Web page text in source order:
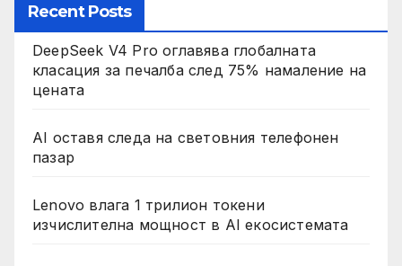
Recent Posts
DeepSeek V4 Pro оглавява глобалната
класация за печалба след 75% намаление на
цената
AI оставя следа на световния телефонен
пазар
Lenovo влага 1 трилион токени
изчислителна мощност в AI екосистемата